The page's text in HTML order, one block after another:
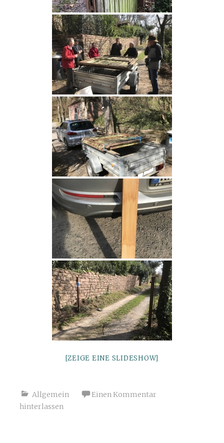
[ZEIGE EINE SLIDESHOW]
Allgemein
Einen Kommentar
hinterlassen